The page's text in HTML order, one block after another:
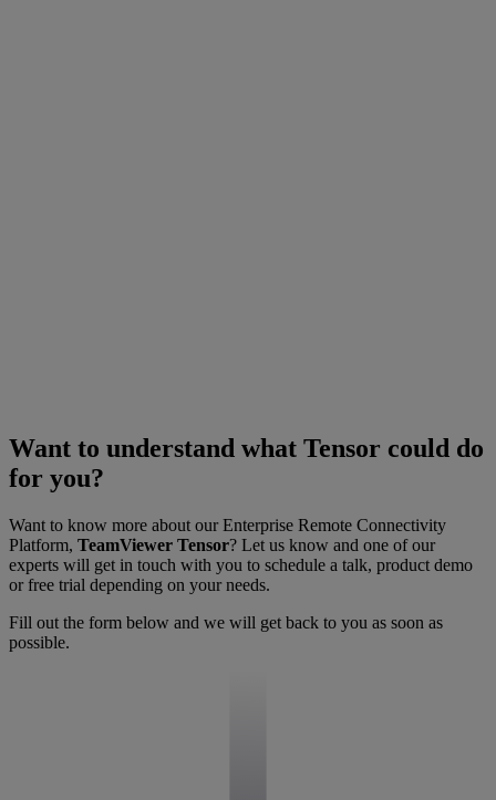
Want to understand what Tensor could do
for you?
Want to know more about our Enterprise Remote Connectivity
Platform, TeamViewer Tensor? Let us know and one of our
experts will get in touch with you to schedule a talk, product demo
or free trial depending on your needs.
Fill out the form below and we will get back to you as soon as
possible.